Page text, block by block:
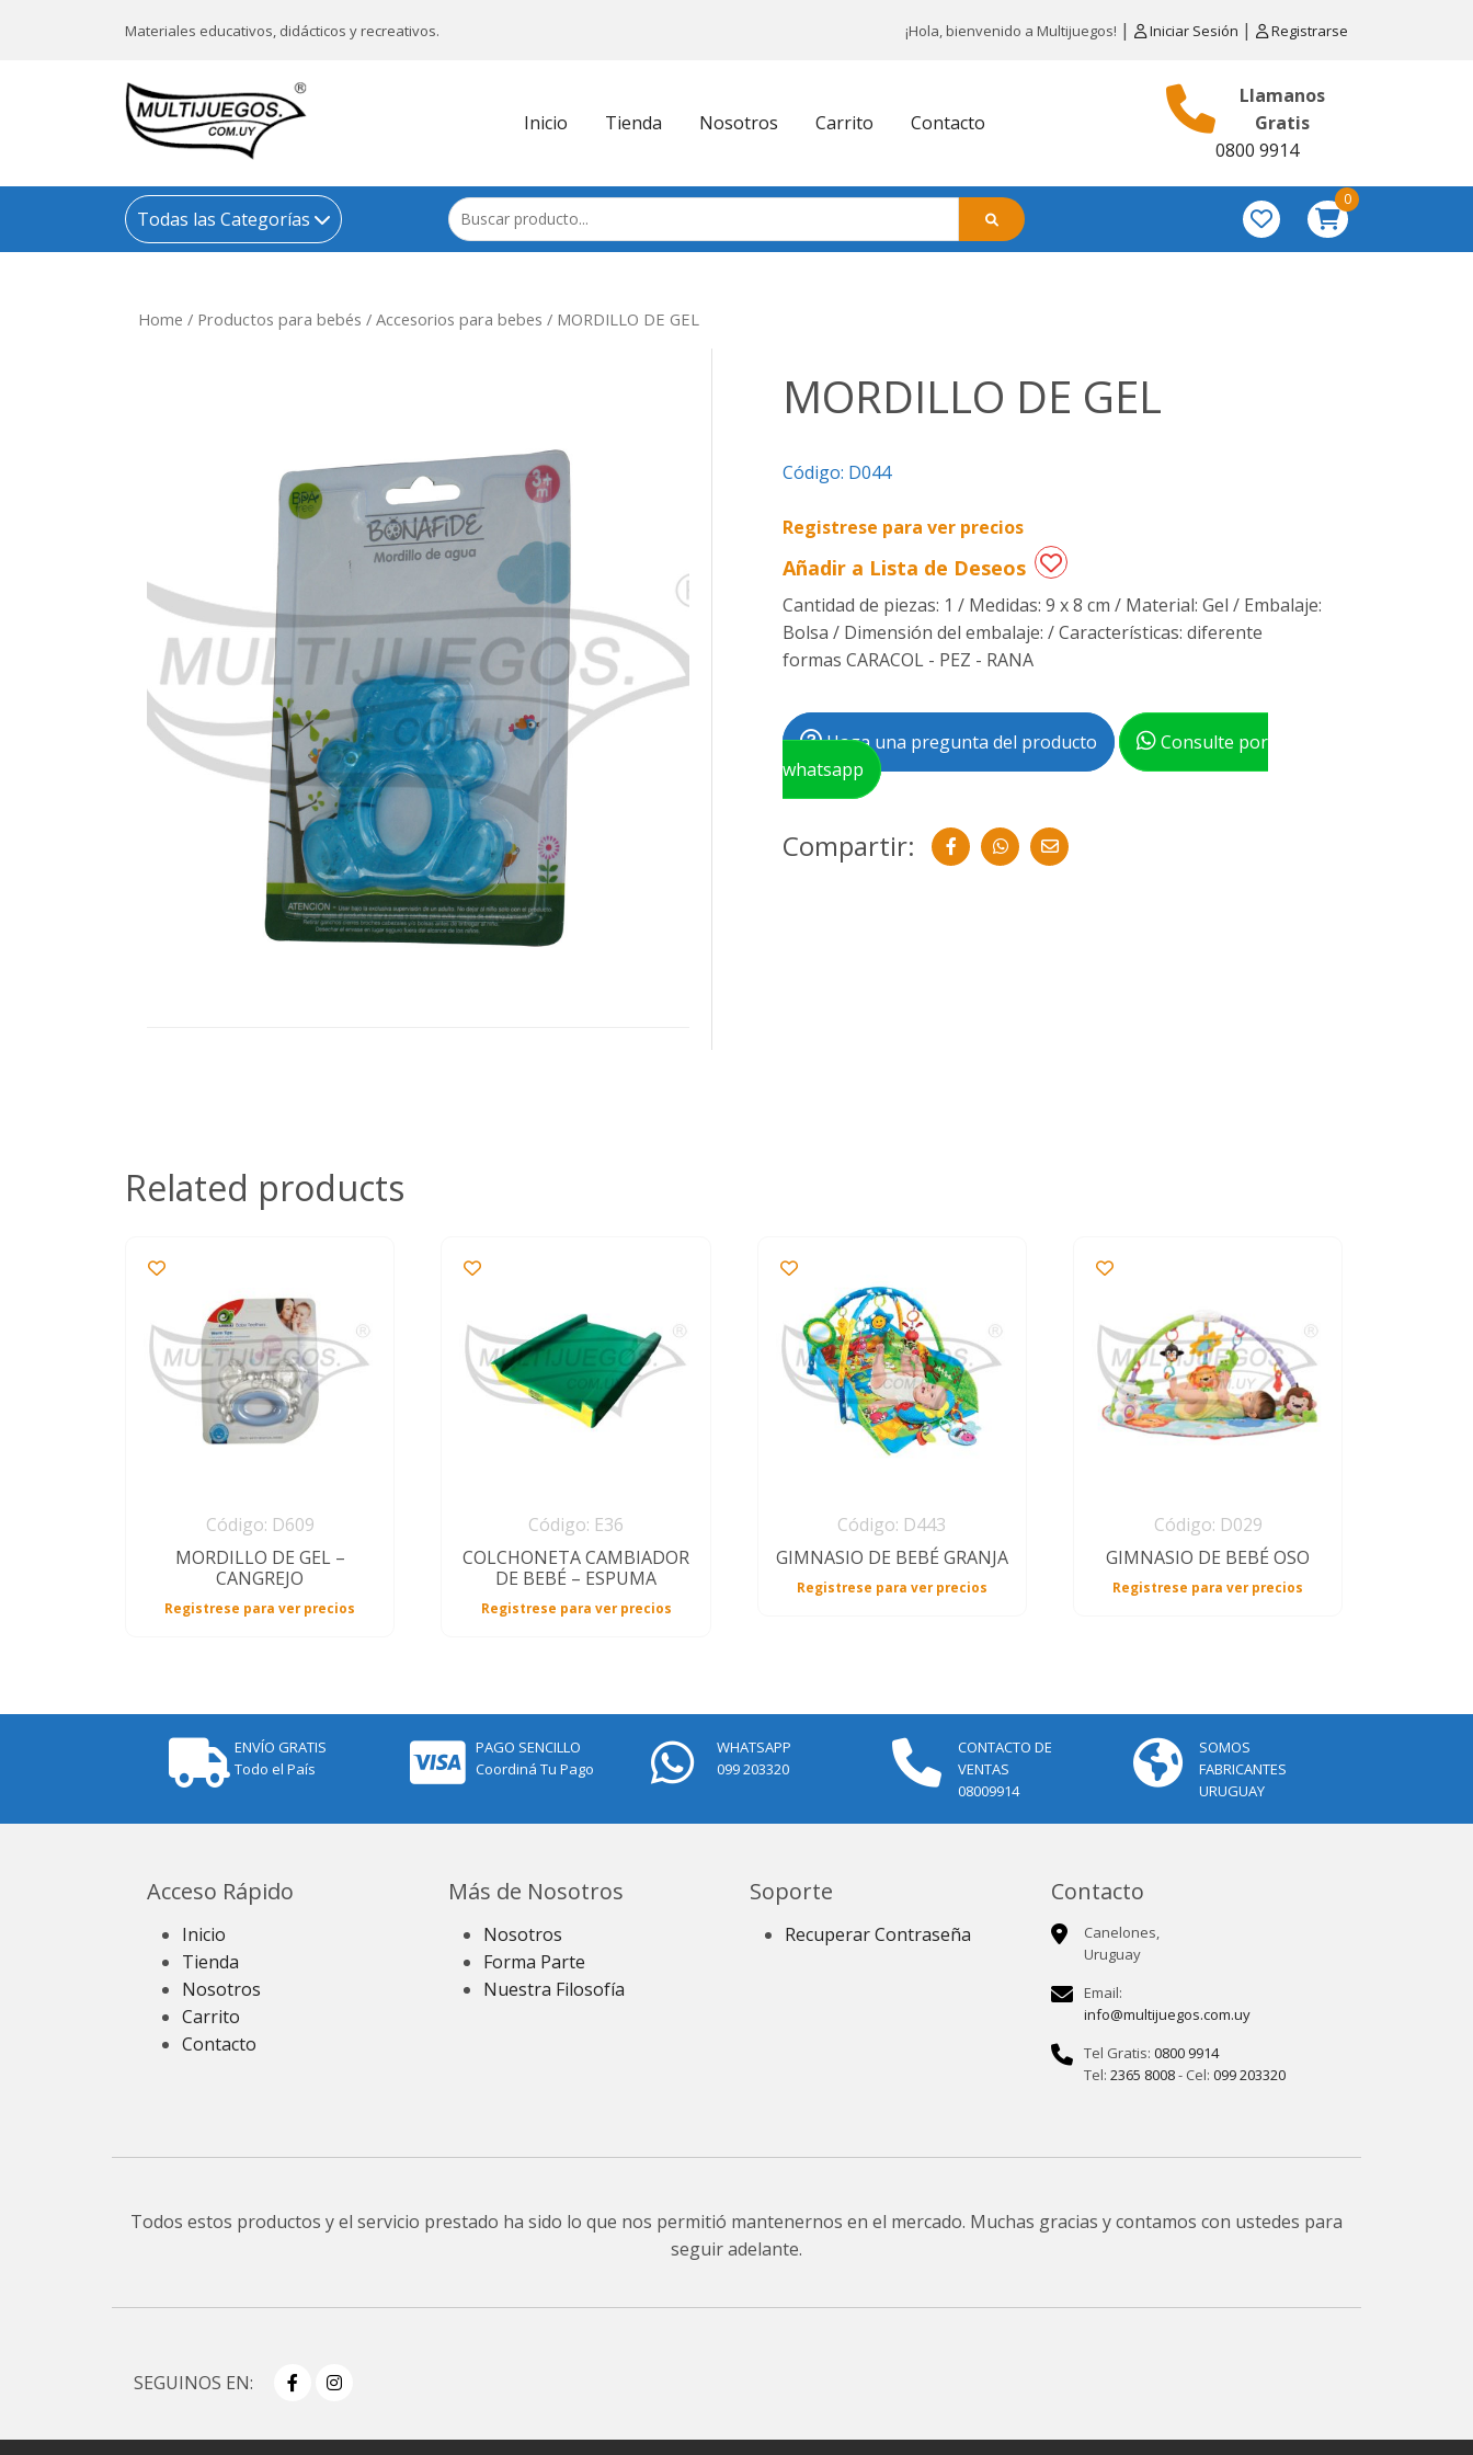
Materiales educativos, didácticos y recreativos. ¡Hola, bienvenido a Multijuegos! | Iniciar Sesión | Registrarse
Inicio Tienda Nosotros Carrito Contacto
Llamanos
Gratis
0800 9914
Todas las Categorías
0
Home / Productos para bebés / Accesorios para bebes / MORDILLO DE GEL
MORDILLO DE GEL
Código: D044
Registrese para ver precios
Añadir a Lista de Deseos
Cantidad de piezas: 1 / Medidas: 9 x 8 cm / Material: Gel / Embalaje:
Bolsa / Dimensión del embalaje: / Características: diferente
formas CARACOL - PEZ - RANA
Haga una pregunta del producto
Consulte por
whatsapp
Compartir:
Related products
Código: D609
MORDILLO DE GEL –
CANGREJO
Registrese para ver precios
Código: E36
COLCHONETA CAMBIADOR
DE BEBÉ – ESPUMA
Registrese para ver precios
Código: D443
GIMNASIO DE BEBÉ GRANJA
Registrese para ver precios
Código: D029
GIMNASIO DE BEBÉ OSO
Registrese para ver precios
ENVÍO GRATIS
Todo el País
PAGO SENCILLO
Coordiná Tu Pago
WHATSAPP
099 203320
CONTACTO DE
VENTAS
08009914
SOMOS
FABRICANTES
URUGUAY
Acceso Rápido
Inicio
Tienda
Nosotros
Carrito
Contacto
Más de Nosotros
Nosotros
Forma Parte
Nuestra Filosofía
Soporte
Recuperar Contraseña
Contacto
Canelones,
Uruguay
Email:
info@multijuegos.com.uy
Tel Gratis: 0800 9914
Tel: 2365 8008- Cel: 099 203320
Todos estos productos y el servicio prestado ha sido lo que nos permitió mantenernos en el mercado. Muchas gracias y contamos con ustedes para
seguir adelante.
SEGUINOS EN: